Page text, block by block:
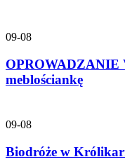
09-08
OPROWADZANIE
meblościankę
09-08
Biodróże w